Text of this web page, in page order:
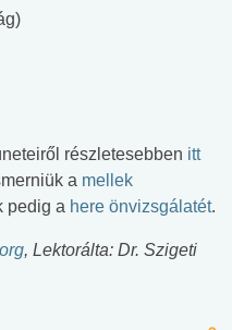
részletesebben itt
a mellek
pedig a here önvizsgálatét.
, Lektorálta: Dr. Szigeti